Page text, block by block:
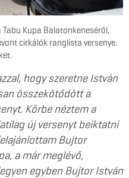
Kupa Balatonkeneséről,
cirkálók ranglista versenye.
hogy szeretne István
összekötődött a
Körbe néztem a
új versenyt beiktatni
Bujtor
a már meglévő,
egyben Bujtor István